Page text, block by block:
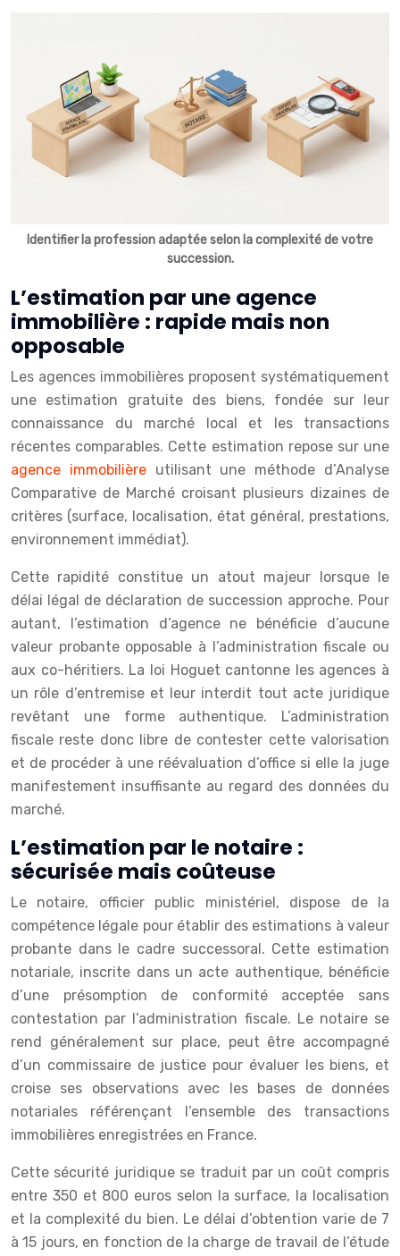
Identifier la profession adaptée selon la complexité de votre
succession.
L’estimation par une agence
immobilière : rapide mais non
opposable
Les agences immobilières proposent systématiquement
une estimation gratuite des biens, fondée sur leur
connaissance du marché local et les transactions
récentes comparables. Cette estimation repose sur une
agence immobilièreutilisant une méthode d’Analyse
Comparative de Marché croisant plusieurs dizaines de
critères (surface, localisation, état général, prestations,
environnement immédiat).
Cette rapidité constitue un atout majeur lorsque le
délai légal de déclaration de succession approche. Pour
autant, l’estimation d’agence ne bénéficie d’aucune
valeur probante opposable à l’administration fiscale ou
aux co-héritiers. La loi Hoguet cantonne les agences à
un rôle d’entremise et leur interdit tout acte juridique
revêtant une forme authentique. L’administration
fiscale reste donc libre de contester cette valorisation
et de procéder à une réévaluation d’office si elle la juge
manifestement insuffisante au regard des données du
marché.
L’estimation par le notaire :
sécurisée mais coûteuse
Le notaire, officier public ministériel, dispose de la
compétence légale pour établir des estimations à valeur
probante dans le cadre successoral. Cette estimation
notariale, inscrite dans un acte authentique, bénéficie
d’une présomption de conformité acceptée sans
contestation par l’administration fiscale. Le notaire se
rend généralement sur place, peut être accompagné
d’un commissaire de justice pour évaluer les biens, et
croise ses observations avec les bases de données
notariales référençant l’ensemble des transactions
immobilières enregistrées en France.
Cette sécurité juridique se traduit par un coût compris
entre 350 et 800 euros selon la surface, la localisation
et la complexité du bien. Le délai d’obtention varie de 7
à 15 jours, en fonction de la charge de travail de l’étude